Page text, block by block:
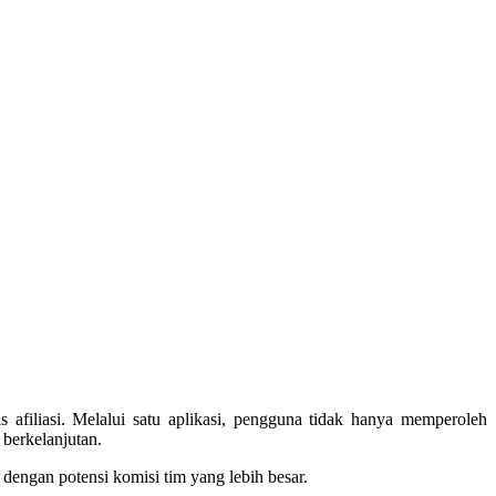
Melalui satu aplikasi, pengguna tidak hanya memperoleh
potensi komisi tim yang lebih besar.